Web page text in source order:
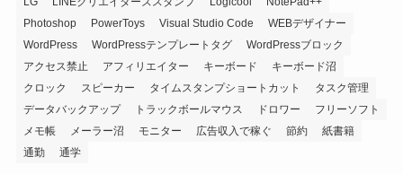
Photoshop
PowerToys Visual Studio Code
WEBデザイナー
WordPress
WordPressテンプレートタグ
WordPressブロック
アクセス禁止
アフィリエイター キーボード
キーボード沼
クロック
スピーカー タイムスタンプショートカット
タスク管理
データバックアップ
トラックボールマウス ドロワー
フリーソフト
メモ帳
メーラー沼 モニター 広告収入で稼ぐ 節約
紙書籍
通勤
通学